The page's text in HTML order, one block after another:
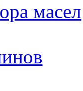
масел